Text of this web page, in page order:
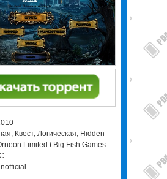
Квест, Логическая, Hidden
Limited / Big Fish Games